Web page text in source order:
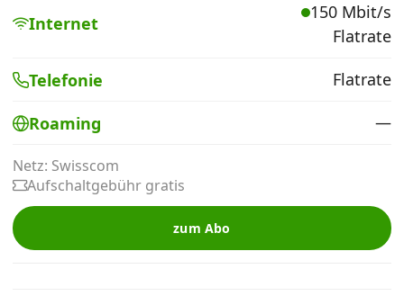
Handy-Abo kündigen oder
Internet, TV, Telefon
Internet
150 Mbit/s
Flatrate
Telefonie Flatrate
Roaming —
Netz: Swisscom
Aufschaltgebühr gratis
zum Abo